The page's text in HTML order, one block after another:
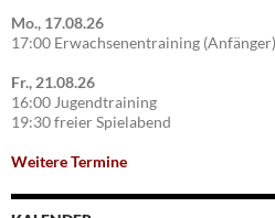
Mo., 17.08.26
17:00 Erwachsenentraining (Anfänger)
Fr., 21.08.26
16:00 Jugendtraining
19:30 freier Spielabend
Weitere Termine